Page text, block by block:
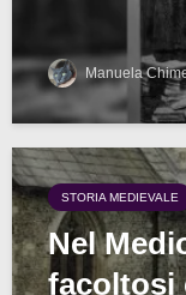
Manuela
STORIA MEDIEVALE
Nel
facoltosi